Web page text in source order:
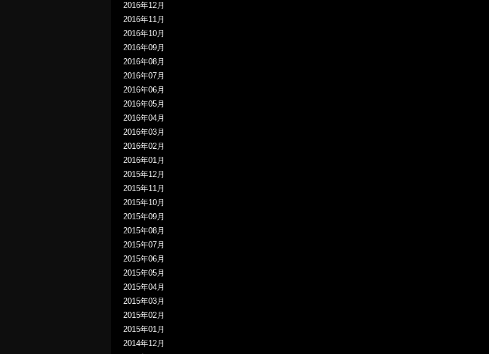
2016年12月
2016年11月
2016年10月
2016年09月
2016年08月
2016年07月
2016年06月
2016年05月
2016年04月
2016年03月
2016年02月
2016年01月
2015年12月
2015年11月
2015年10月
2015年09月
2015年08月
2015年07月
2015年06月
2015年05月
2015年04月
2015年03月
2015年02月
2015年01月
2014年12月